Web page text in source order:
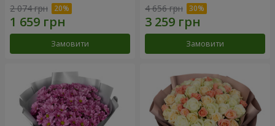
2 074 грн
Замовити
4 656 грн
Замовити